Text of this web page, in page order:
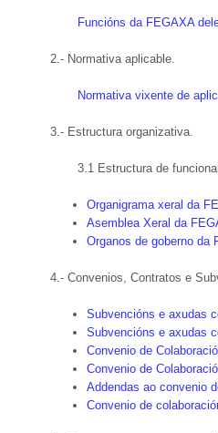
Funcións da FEGAXA
2.- Normativa aplicable.
Normativa vixente de
3.- Estructura organizativa.
3.1 Estructura de
Organigrama xeral da
Asemblea Xeral da
Organos de goberno da
4.- Convenios, Contratos e
Subvencións e axudas
Subvencións e axudas
Convenio de
Convenio de
Addendas ao convenio
Convenio de